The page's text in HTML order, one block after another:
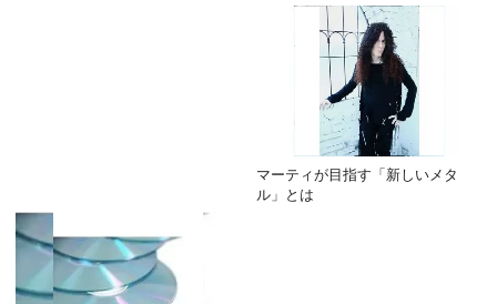
マーティが目指す「新しいメタ
ル」とは